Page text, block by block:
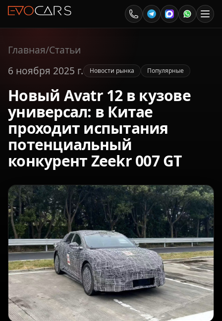
Главная/Статьи
6 ноября 2025 г.
Новости рынка Популярные
Новый Avatr 12 в кузове
универсал: в Китае
проходит испытания
потенциальный
конкурент Zeekr 007 GT